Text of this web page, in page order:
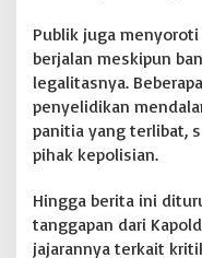
Publik juga
berjalan meskipun
legalitasnya.
penyelidikan
panitia yang terlibat,
pihak kepolisian.
Hingga berita ini
tanggapan dari
jajarannya terkait